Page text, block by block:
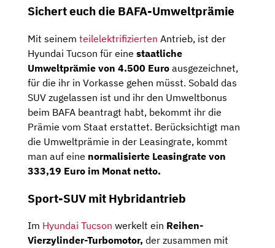
Sichert euch die BAFA-Umweltprämie
Mit seinem teilelektrifizierten Antrieb, ist der
Hyundai Tucson für eine staatliche
Umweltprämie von 4.500 Euro ausgezeichnet,
für die ihr in Vorkasse gehen müsst. Sobald das
SUV zugelassen ist und ihr den Umweltbonus
beim BAFA beantragt habt, bekommt ihr die
Prämie vom Staat erstattet. Berücksichtigt man
die Umweltprämie in der Leasingrate, kommt
man auf eine normalisierte Leasingrate von
333,19 Euro im Monat netto.
Sport-SUV mit Hybridantrieb
Im Hyundai Tucson werkelt ein Reihen-
Vierzylinder-Turbomotor, der zusammen mit